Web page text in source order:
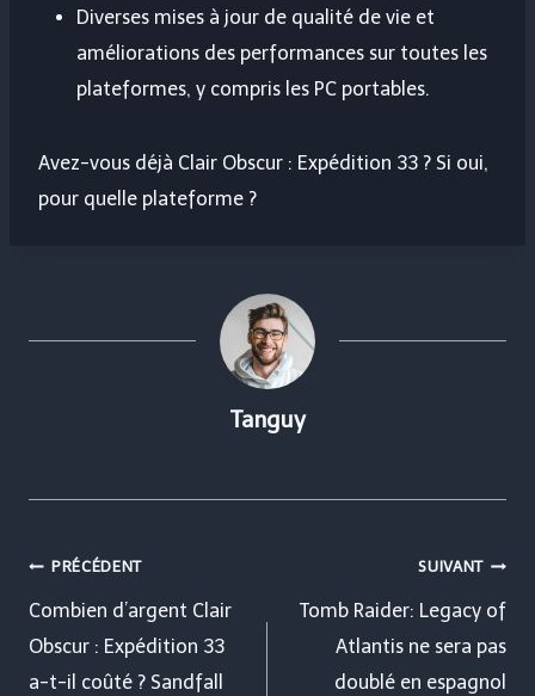
Diverses mises à jour de qualité de vie et
améliorations des performances sur toutes les
plateformes, y compris les PC portables.
Avez-vous déjà Clair Obscur : Expédition 33 ? Si oui,
pour quelle plateforme ?
Tanguy
Navigation
de
l’article
PRÉCÉDENT
Combien d’argent Clair
Obscur : Expédition 33
a-t-il coûté ? Sandfall
SUIVANT
Tomb Raider: Legacy of
Atlantis ne sera pas
doublé en espagnol